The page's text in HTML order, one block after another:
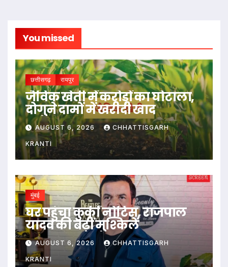
You missed
छत्तीसगढ़ रायपुर
जैविक खेती में करोड़ों का घोटाला,
दोगुने दामों में खरीदी खाद
AUGUST 6, 2026 CHHATTISGARH
KRANTI
मुंबई
घर पहुंचा कुर्की नोटिस, राजपाल
यादव की बढ़ीं मुश्किलें
AUGUST 6, 2026 CHHATTISGARH
KRANTI